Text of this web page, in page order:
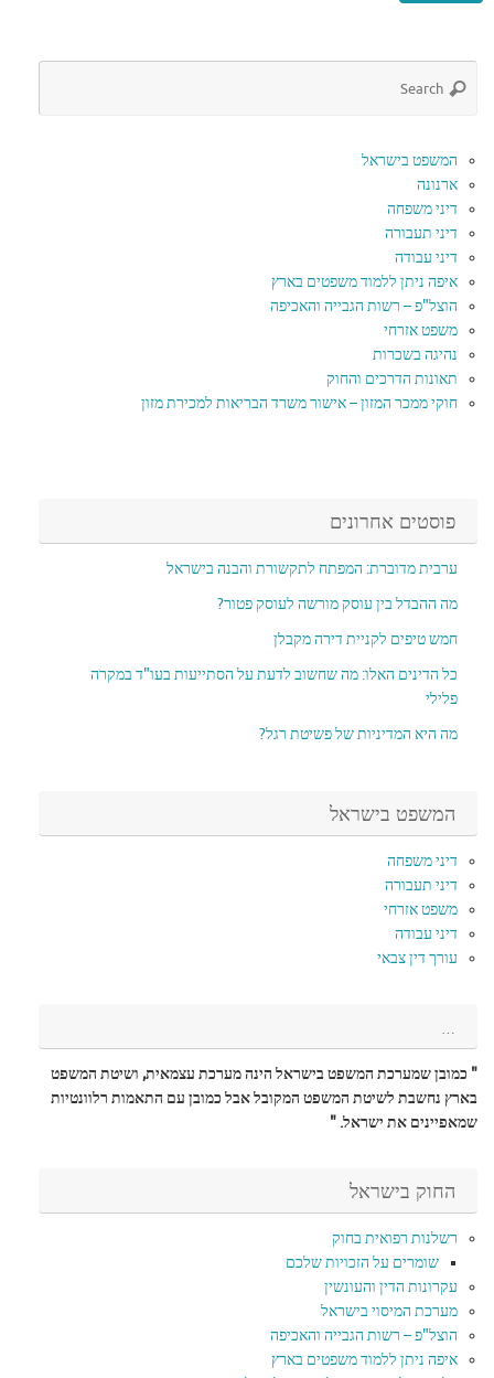
המשפט בישראל
ארנונה
דיני משפחה
דיני תעבורה
דיני עבודה
איפה ניתן ללמוד משפטים בארץ
הוצל"פ – רשות הגבייה והאכיפה
משפט אזרחי
נהיגה בשכרות
תאונות הדרכים והחוק
חוקי ממכר המזון – אישור משרד הבריאות למכירת מזון
פוסטים אחרונים
ערבית מדוברת: המפתח לתקשורת והבנה בישראל
מה ההבדל בין עוסק מורשה לעוסק פטור?
חמש טיפים לקניית דירה מקבלן
כל הדינים האלו: מה שחשוב לדעת על הסתייעות בעו"ד במקרה
פלילי
מה היא המדיניות של פשיטת רגל?
המשפט בישראל
דיני משפחה
דיני תעבורה
משפט אזרחי
דיני עבודה
עורך דין צבאי
…
" כמובן שמערכת המשפט בישראל הינה מערכת עצמאית, ושיטת המשפט
בארץ נחשבת לשיטת המשפט המקובל אבל כמובן עם התאמות רלוונטיות
שמאפיינים את ישראל. "
החוק בישראל
רשלנות רפואית בחוק
שומרים על הזכויות שלכם
עקרונות הדין והעונשין
מערכת המיסוי בישראל
הוצל"פ – רשות הגבייה והאכיפה
איפה ניתן ללמוד משפטים בארץ